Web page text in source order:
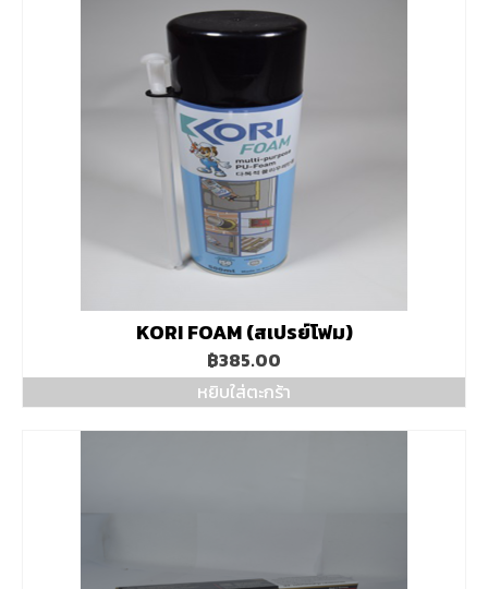
KORI FOAM (สเปรย์โฟม)
฿385.00
หยิบใส่ตะกร้า